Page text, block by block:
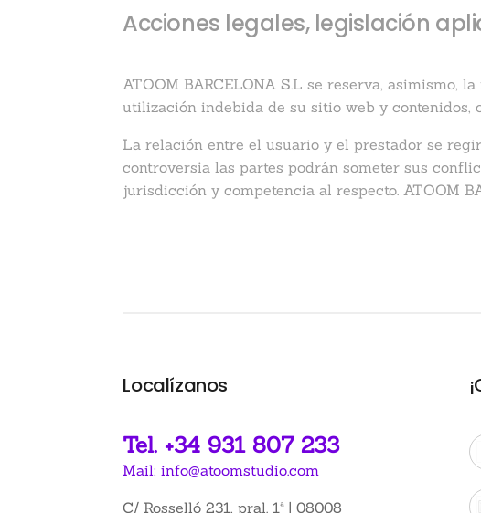
Acciones legales, legislación
ATOOM BARCELONA S.L se reserva, asimismo,
utilización indebida de su sitio web y contenidos,
La relación entre el usuario y el prestador se
controversia las partes podrán someter sus
jurisdicción y competencia al respecto. ATOOM
Localízanos
Tel. +34 931 807 233
Mail: info@atoomstudio.com
C/ Rosselló 231, pral. 1ª | 08008